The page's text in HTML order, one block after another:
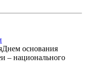
основания
– национального